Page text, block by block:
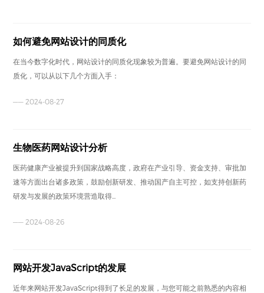
如何避免网站设计的同质化
在当今数字化时代，网站设计的同质化现象较为普遍。要避免网站设计的同
质化，可以从以下几个方面入手：
—— 2024-08-27
生物医药网站设计分析
医药健康产业被提升到国家战略高度，政府在产业引导、资金支持、审批加
速等方面出台诸多政策，鼓励创新研发、推动国产自主可控，如支持创新药
研发与发展的政策环境营造取得...
—— 2024-08-26
网站开发JavaScript的发展
近年来网站开发JavaScript得到了长足的发展，与您可能之前熟悉的内容相